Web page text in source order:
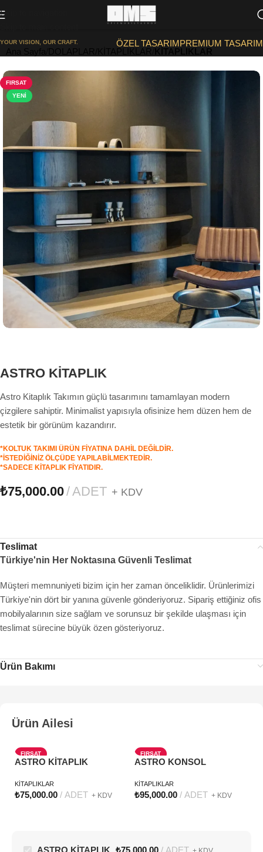
Skip to navigation
YOUR VISION, OUR CRAFT. ÖZEL TASARIMPREMIUM TASARIM
FIRSAT
YENI
ASTRO KİTAPLIK
Astro Kitaplık Takımın güçlü tasarımını tamamlayan modern
çizgilere sahiptir. Minimalist yapısıyla ofisinize hem düzen hem de
estetik bir görünüm kazandırır.
*KOLTUK TAKIMI ÜRÜN FİYATINA DAHİL DEĞİLDİR.
*İSTEDİĞİNİZ ÖLÇÜDE YAPILABİLMEKTEDİR.
*SADECE KİTAPLIK FİYATIDIR.
₺75,000.00 ADET + KDV
Teslimat
Türkiye'nin Her Noktasına Güvenli Teslimat
Müşteri memnuniyeti bizim için her zaman önceliklidir. Ürünlerimizi
Türkiye'nin dört bir yanına güvenle gönderiyoruz. Sipariş ettiğiniz ofis
mobilyalarının size sağlam ve sorunsuz bir şekilde ulaşması için
teslimat sürecine büyük özen gösteriyoruz.
Ürün Bakımı
Ürün Ailesi
FIRSAT
YENI
ASTRO KİTAPLIK
KİTAPLIKLAR
₺75,000.00 ADET + KDV
FIRSAT
YENI
ASTRO KONSOL
KİTAPLIKLAR
₺95,000.00 ADET + KDV
ASTRO KİTAPLIK ₺75,000.00 ADET